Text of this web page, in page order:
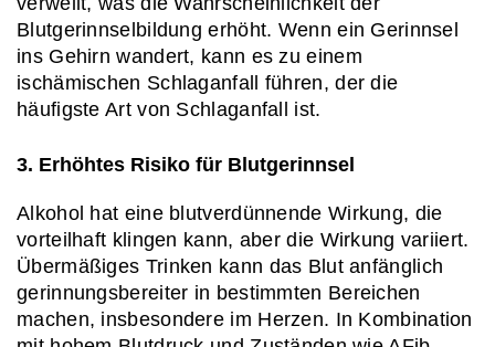
Blutgerinnselbildung erhöht. Wenn ein Gerinnsel
ins Gehirn wandert, kann es zu einem
ischämischen Schlaganfall führen, der die
häufigste Art von Schlaganfall ist.
3. Erhöhtes Risiko für Blutgerinnsel
Alkohol hat eine blutverdünnende Wirkung, die
vorteilhaft klingen kann, aber die Wirkung variiert.
Übermäßiges Trinken kann das Blut anfänglich
gerinnungsbereiter in bestimmten Bereichen
machen, insbesondere im Herzen. In Kombination